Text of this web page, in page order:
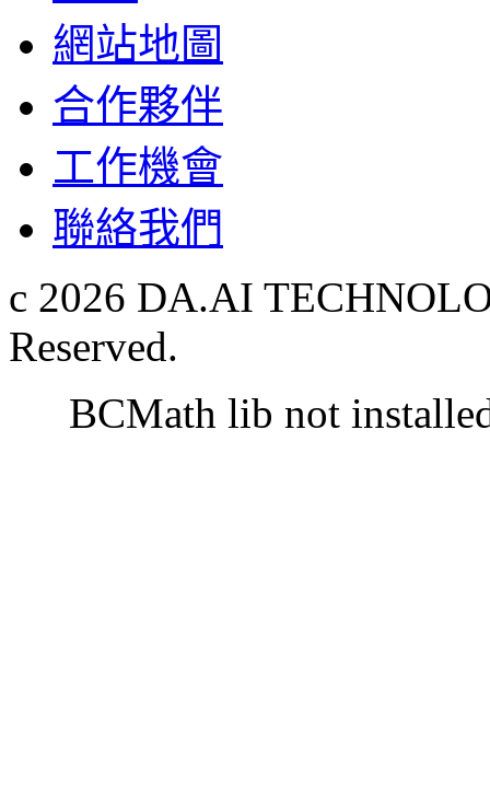
網站地圖
合作夥伴
工作機會
聯絡我們
c 2026 DA.AI
Reserved.
BCMath lib not